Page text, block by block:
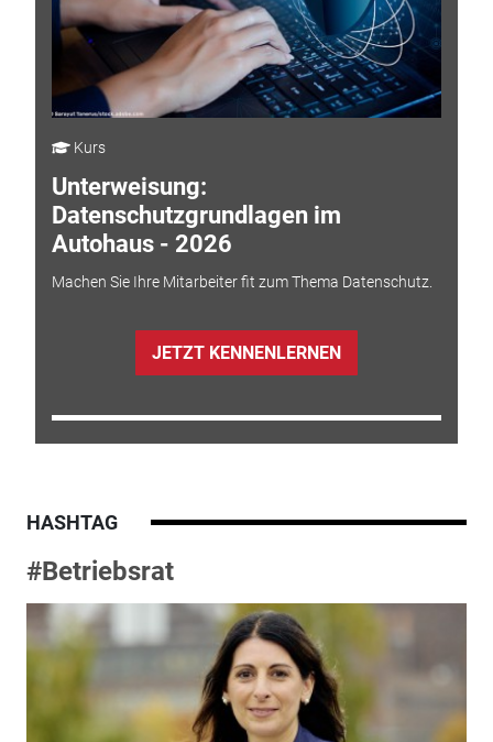
Kurs
Unterweisung:
Datenschutzgrundlagen im
Autohaus - 2026
Machen Sie Ihre Mitarbeiter fit zum Thema Datenschutz.
JETZT KENNENLERNEN
HASHTAG
#Betriebsrat